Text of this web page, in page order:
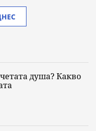
душа? Какво